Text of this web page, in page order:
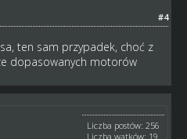
#4
ten sam przypadek, choć z
dopasowanych motorów
Liczba postów: 256
Liczba wątków: 19